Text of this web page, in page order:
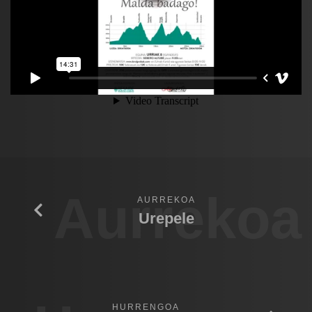
Aurrekoa
AURREKOA
Urepele
HURRENGOA